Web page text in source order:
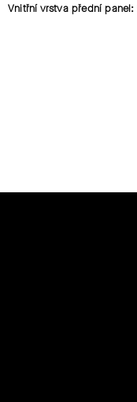
Vnitřní vrstva přední panel: